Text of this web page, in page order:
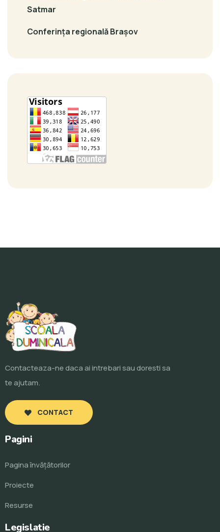
Satmar
Conferința regională Brașov
Contacteaza-ne daca ai intrebari sau doresti sa
te ajutam.
CONTACT
Pagini
Pagina învăţătorilor
Proiecte
Resurse
Legislatie